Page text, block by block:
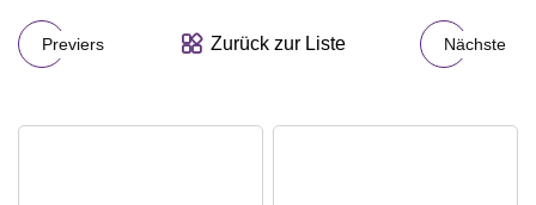
Previers Zurück zur Liste Nächste